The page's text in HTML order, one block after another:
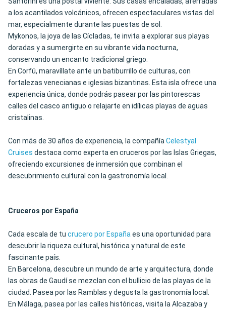
a los acantilados volcánicos, ofrecen espectaculares vistas del
mar, especialmente durante las puestas de sol.
Mykonos, la joya de las Cícladas, te invita a explorar sus playas
doradas y a sumergirte en su vibrante vida nocturna,
conservando un encanto tradicional griego.
En Corfú, maravíllate ante un batiburrillo de culturas, con
fortalezas venecianas e iglesias bizantinas. Esta isla ofrece una
experiencia única, donde podrás pasear por las pintorescas
calles del casco antiguo o relajarte en idílicas playas de aguas
cristalinas.
Con más de 30 años de experiencia, la compañíaCelestyal
Cruises destaca como experta en cruceros por las Islas Griegas,
ofreciendo excursiones de inmersión que combinan el
descubrimiento cultural con la gastronomía local.
Cruceros por España
Cada escala de tu crucero por Españaes una oportunidad para
descubrir la riqueza cultural, histórica y natural de este
fascinante país.
En Barcelona, descubre un mundo de arte y arquitectura, donde
las obras de Gaudí se mezclan con el bullicio de las playas de la
ciudad. Pasea por las Ramblas y degusta la gastronomía local.
En Málaga, pasea por las calles históricas, visita la Alcazaba y